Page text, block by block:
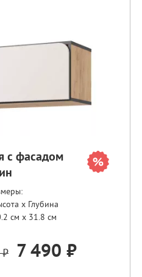
с фасадом
x Глубина
см x 31.8 см
₽ 7 490 ₽